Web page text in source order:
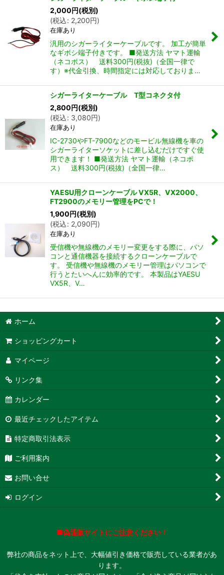
2,000円(税別)
(税込: 2,200円)
在庫あり
汎用のシガーライターケーブルです。 加工が簡単
なギボシ端子付きです。 ■発送方法 ヤマト運輸
（ネコポス） 送料300円(税抜)（全国一律で
す）※代金引換、時間指定には対応しておりま…
シガーライターケーブル T型コネクタ付
2,800円(税別)
(税込: 3,080円)
在庫あり
IC-2730やFT-7900などのモービル無線機を車の
シガーライターソケットに差し込むだけですぐ使
用できます！ ■発送方法 ヤマト運輸（ネコポ
ス） 送料300円(税抜)（全国一律…
YAESU用クローンケーブル VX5R、VX2000、
FT2900のメモリー管理をPCで！
1,900円(税別)
(税込: 2,090円)
在庫あり
受信機や無線機のメモリー変更をする際に、パソ
コンと通信機器を接続するクローンケーブルで
す。 受信機や無線機のメモリー管理はパソコンで
行うとたいへんに効率的です。 本製品はYAESU
VX5R、V…
ホーム
ショッピングカート
マイページ
リンク集
カレンダー
最近チェックしたアイテム
特定商取引法表示
ご利用案内
お問い合せ
ログイン
■偽通販サイトにご注意ください！
弊社の商品をネット上で、大幅値引き価格で販売している業者があ
ります。